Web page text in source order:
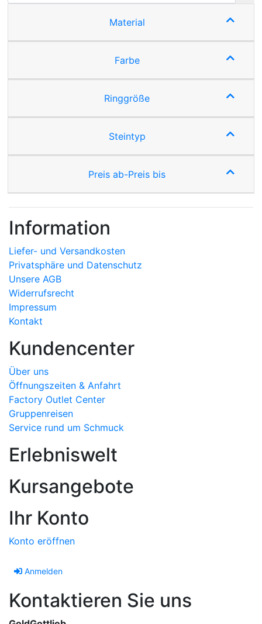
Material
Farbe
Ringgröße
Steintyp
Preis ab-Preis bis
Information
Liefer- und Versandkosten
Privatsphäre und Datenschutz
Unsere AGB
Widerrufsrecht
Impressum
Kontakt
Kundencenter
Über uns
Öffnungszeiten & Anfahrt
Factory Outlet Center
Gruppenreisen
Service rund um Schmuck
Erlebniswelt
Kursangebote
Ihr Konto
Konto eröffnen
Anmelden
Kontaktieren Sie uns